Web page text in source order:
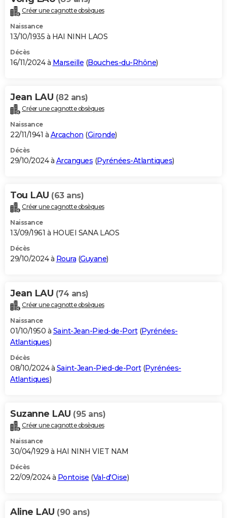
Créer une cagnotte obsèques
Naissance
13/10/1935 à HAI NINH LAOS
Décès
16/11/2024 à Marseille (Bouches-du-Rhône)
Jean LAU (82 ans)
Créer une cagnotte obsèques
Naissance
22/11/1941 à Arcachon (Gironde)
Décès
29/10/2024 à Arcangues (Pyrénées-Atlantiques)
Tou LAU (63 ans)
Créer une cagnotte obsèques
Naissance
13/09/1961 à HOUEI SANA LAOS
Décès
29/10/2024 à Roura (Guyane)
Jean LAU (74 ans)
Créer une cagnotte obsèques
Naissance
01/10/1950 à Saint-Jean-Pied-de-Port(Pyrénées-
Atlantiques)
Décès
08/10/2024 à Saint-Jean-Pied-de-Port(Pyrénées-
Atlantiques)
Suzanne LAU (95 ans)
Créer une cagnotte obsèques
Naissance
30/04/1929 à HAI NINH VIET NAM
Décès
22/09/2024 à Pontoise (Val-d'Oise)
Aline LAU (90 ans)